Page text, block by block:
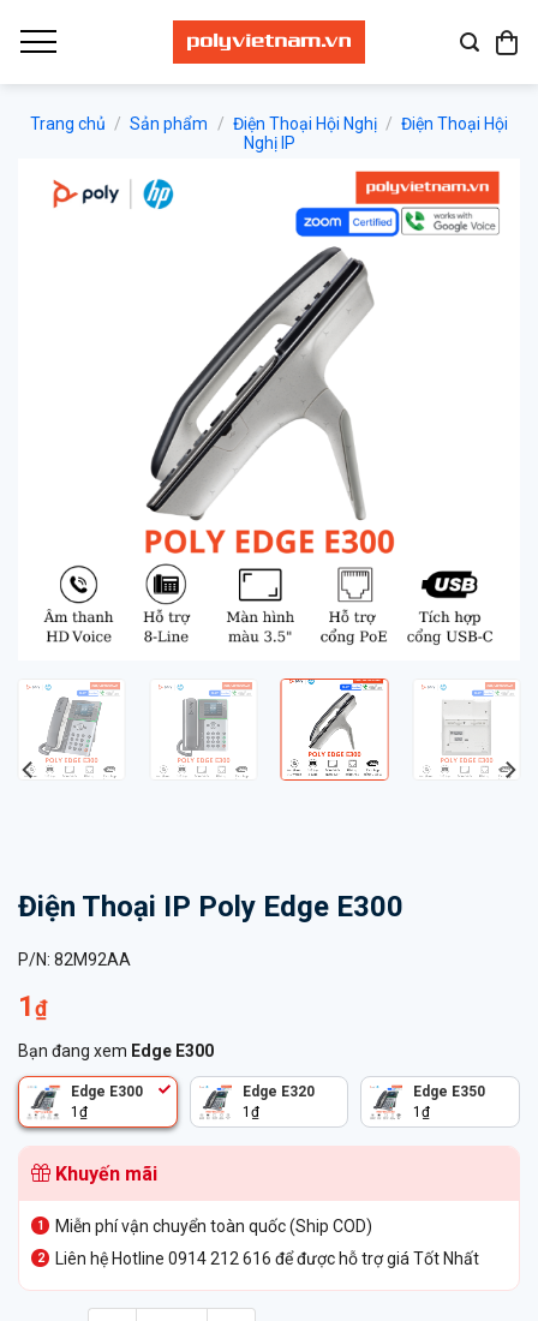
qua
Trang chủ / Sản phẩm / Điện Thoại Hội Nghị / Điện Thoại Hội
Nghị IP
Điện Thoại IP Poly Edge E300
P/N: 82M92AA
1₫
Bạn đang xem Edge E300
Edge E300
1 ₫
Edge E320
1 ₫
Edge E350
1₫
Khuyến mãi
Miễn phí vận chuyển toàn quốc (Ship COD)
Liên hệ Hotline 0914 212 616 để được hỗ trợ giá Tốt Nhất